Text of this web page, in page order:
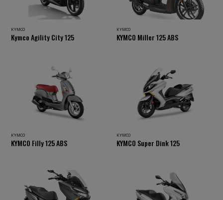
KYMCO
Kymco Agility City 125
KYMCO
KYMCO Miller 125 ABS
KYMCO
KYMCO Filly 125 ABS
KYMCO
KYMCO Super Dink 125